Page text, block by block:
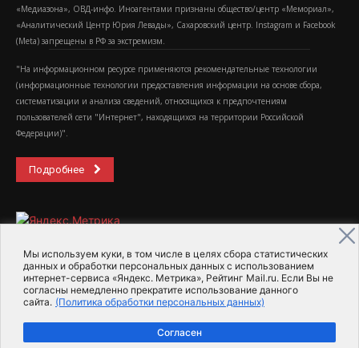
Мы используем куки, в том числе в целях сбора статистических
данных и обработки персональных данных с использованием
интернет-сервиса «Яндекс. Метрика», Рейтинг Mail.ru. Если Вы не
согласны немедленно прекратите использование данного
сайта. (Политика обработки персональных данных)
Согласен
«Медиазона», ОВД-инфо. Иноагентами признаны общество/центр «Мемориал»,
«Аналитический Центр Юрия Левады», Сахаровский центр. Instagram и Facebook
(Metа) запрещены в РФ за экстремизм.
"На информационном ресурсе применяются рекомендательные технологии
(информационные технологии предоставления информации на основе сбора,
систематизации и анализа сведений, относящихся к предпочтениям
пользователей сети "Интернет", находящихся на территории Российской
Федерации)".
Подробнее
2015-2026- Информационное агентство МедиаПоток
Для справки Об издании
Пользовательское соглашение
Политика обработки персональных данных